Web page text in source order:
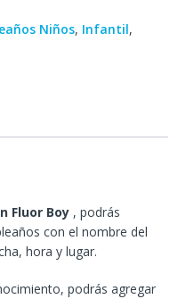
Niños, Infantil,
Fluor Boy , podrás
con el nombre del
hora y lugar.
podrás agregar